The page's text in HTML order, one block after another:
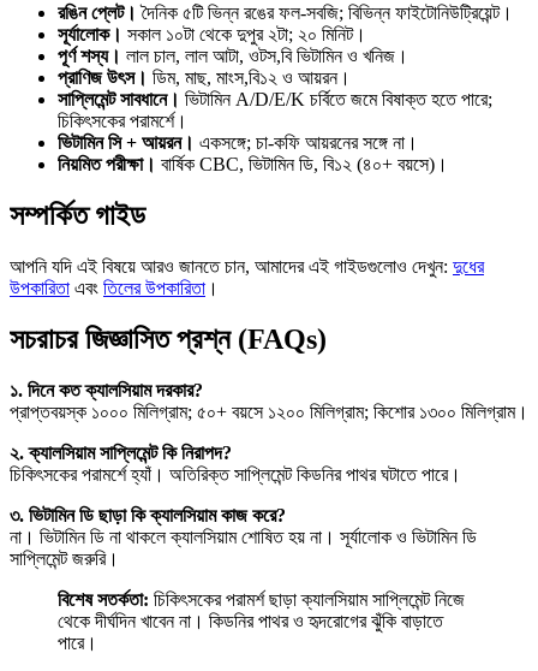
রঙিন প্লেট। দৈনিক ৫টি ভিন্ন রঙের ফল-সবজি; বিভিন্ন ফাইটোনিউট্রিয়েন্ট।
সূর্যালোক। সকাল ১০টা থেকে দুপুর ২টা; ২০ মিনিট।
পূর্ণ শস্য। লাল চাল, লাল আটা, ওটস,বি ভিটামিন ও খনিজ।
প্রাণিজ উৎস। ডিম, মাছ, মাংস,বি১২ ও আয়রন।
সাপ্লিমেন্ট সাবধানে। ভিটামিন A/D/E/K চর্বিতে জমে বিষাক্ত হতে পারে;
চিকিৎসকের পরামর্শে।
ভিটামিন সি + আয়রন। একসঙ্গে; চা-কফি আয়রনের সঙ্গে না।
নিয়মিত পরীক্ষা। বার্ষিক CBC, ভিটামিন ডি, বি১২ (৪০+ বয়সে)।
সম্পর্কিত গাইড
আপনি যদি এই বিষয়ে আরও জানতে চান, আমাদের এই গাইডগুলোও দেখুন: দুধের
উপকারিতা এবং তিলের উপকারিতা ।
সচরাচর জিজ্ঞাসিত প্রশ্ন (FAQs)
১. দিনে কত ক্যালসিয়াম দরকার?
প্রাপ্তবয়স্ক ১০০০ মিলিগ্রাম; ৫০+ বয়সে ১২০০ মিলিগ্রাম; কিশোর ১৩০০ মিলিগ্রাম।
২. ক্যালসিয়াম সাপ্লিমেন্ট কি নিরাপদ?
চিকিৎসকের পরামর্শে হ্যাঁ। অতিরিক্ত সাপ্লিমেন্ট কিডনির পাথর ঘটাতে পারে।
৩. ভিটামিন ডি ছাড়া কি ক্যালসিয়াম কাজ করে?
না। ভিটামিন ডি না থাকলে ক্যালসিয়াম শোষিত হয় না। সূর্যালোক ও ভিটামিন ডি
সাপ্লিমেন্ট জরুরি।
বিশেষ সতর্কতা: চিকিৎসকের পরামর্শ ছাড়া ক্যালসিয়াম সাপ্লিমেন্ট নিজে
থেকে দীর্ঘদিন খাবেন না। কিডনির পাথর ও হৃদরোগের ঝুঁকি বাড়াতে
পারে।